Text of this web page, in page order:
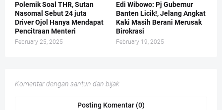
Polemik Soal THR, Sutan
Nasomal Sebut 24 juta
Driver Ojol Hanya Mendapat
Pencitraan Menteri
February 25, 2025
Edi Wibowo: Pj Gubernur
Banten Licik!, Jelang Angkat
Kaki Masih Berani Merusak
Birokrasi
February 19, 2025
Komentar dengan santun dan bijak
Posting Komentar (0)